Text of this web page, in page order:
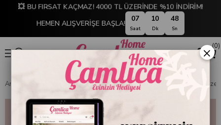
💥 BU FIRSAT KAÇMAZ! 4000 TL ÜZERİNDE %10 İNDİRİM!
HEMEN ALIŞVERİŞE BAŞLA! 07
Saat
10
Dk
47
Sn
0
Anasayfa EMAYE DÜNYASI Servis ve Sunum Tabakları Emaye
×